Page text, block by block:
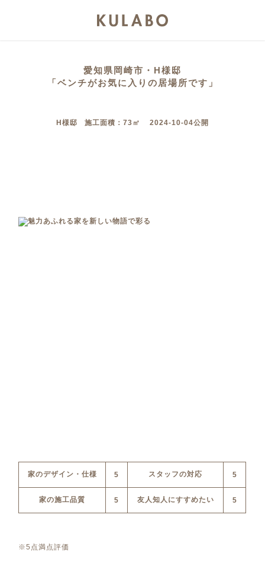
愛知県岡崎市・H様邸
「ベンチがお気に入りの居場所です」
H様邸 施工面積：73㎡ 2024-10-04公開
家のデザイン・仕様 5 スタッフの対応 5
家の施工品質 5 友人知人にすすめたい 5
※5点満点評価